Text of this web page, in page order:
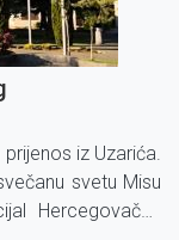
iz Uzarića.
svetu Misu
Hercegovačke